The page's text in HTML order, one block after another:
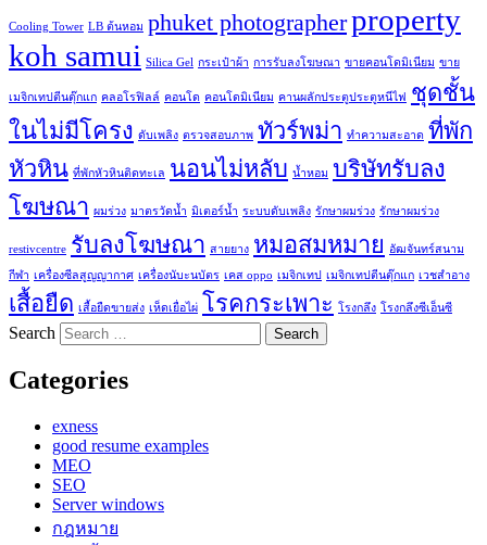
Cooling Tower LB ต้นหอม phuket photographerproperty
koh samui Silica Gel กระเป๋าผ้า การรับลงโฆษณา ขายคอนโดมิเนียม ขาย
เมจิกเทปตีนตุ๊กแก คลอโรฟิลล์ คอนโด คอนโดมิเนียม คานผลักประตูประตูหนีไฟ
ชุดชั้น
ในไม่มีโครง ดับเพลิง ตรวจสอบภาพ ทัวร์พม่า ทำความสะอาด ที่พัก
หัวหิน ที่พักหัวหินติดทะเล นอนไม่หลับ น้ำหอม บริษัทรับลง
โฆษณา ผมร่วง มาตรวัดน้ำ มิเตอร์น้ำ ระบบดับเพลิง รักษาผมร่วง รักษาผมร่วง
restivcentre รับลงโฆษณา สายยาง หมอสมหมาย อัฒจันทร์สนาม
กีฬา เครื่องซีลสูญญากาศ เครื่องนับะนบัตร เคส oppo เมจิกเทป เมจิกเทปตีนตุ๊กแก เวชสำอาง
เสื้อยืด เสื้อยืดขายส่ง เห็ดเยื่อไผ่ โรคกระเพาะ โรงกลึง โรงกลึงซีเอ็นซี
Search
Categories
exness
good resume examples
MEO
SEO
Server windows
กฎหมาย